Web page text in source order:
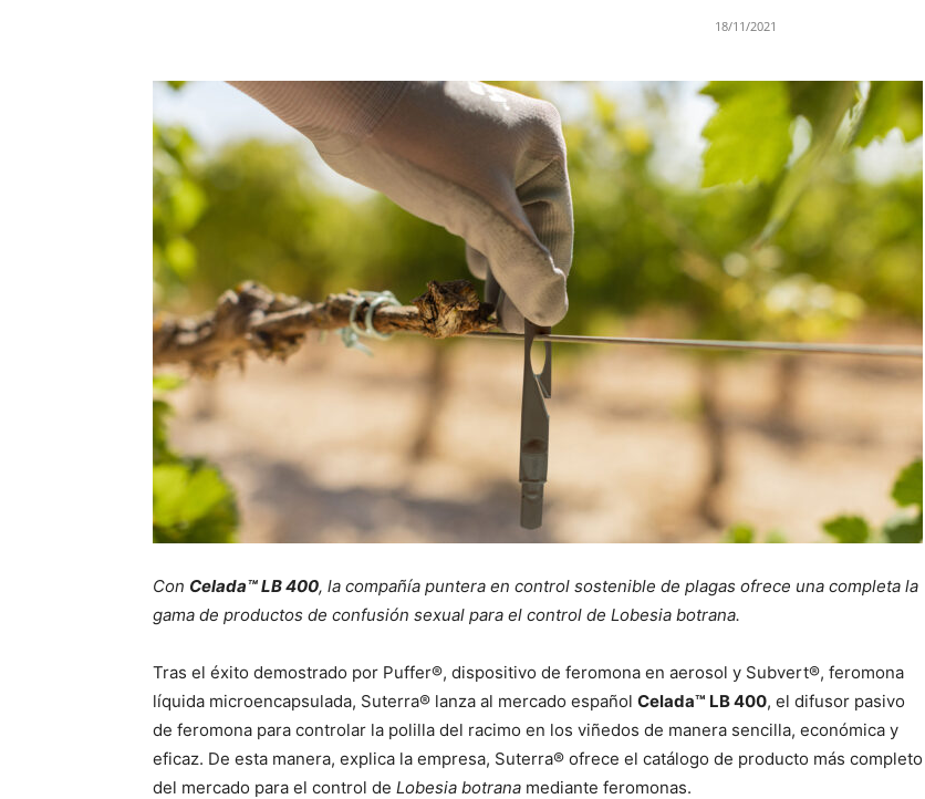
18/11/2021
Con Celada™ LB 400, la compañía puntera en control sostenible de plagas ofrece una completa la
gama de productos de confusión sexual para el control de Lobesia botrana.
Tras el éxito demostrado por Puffer®, dispositivo de feromona en aerosol y Subvert®, feromona
líquida microencapsulada, Suterra® lanza al mercado español Celada™ LB 400, el difusor pasivo
de feromona para controlar la polilla del racimo en los viñedos de manera sencilla, económica y
eficaz. De esta manera, explica la empresa, Suterra® ofrece el catálogo de producto más completo
del mercado para el control de Lobesia botrana mediante feromonas.